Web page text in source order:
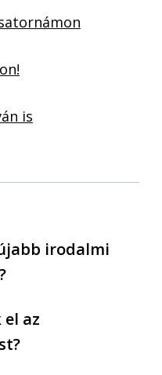
is
irodalmi
az